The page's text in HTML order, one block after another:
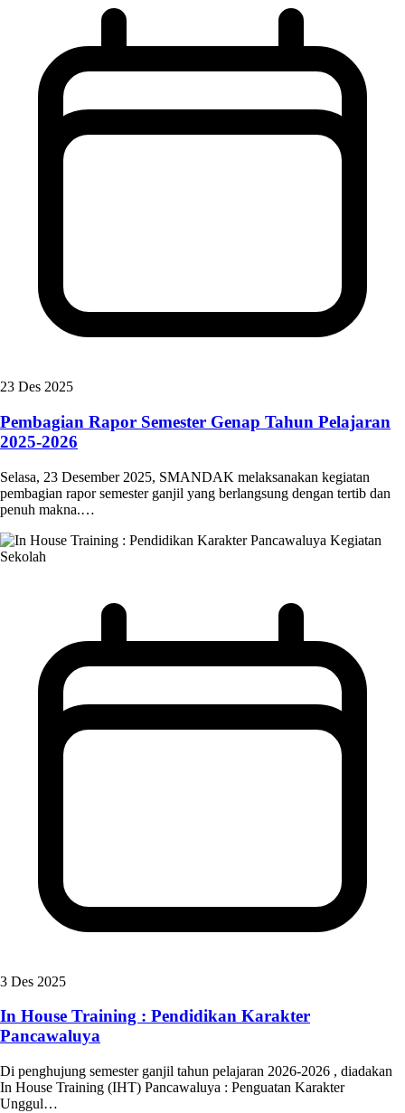
23 Des 2025
Pembagian Rapor Semester Genap Tahun Pelajaran
2025-2026
Selasa, 23 Desember 2025, SMANDAK melaksanakan kegiatan
pembagian rapor semester ganjil yang berlangsung dengan tertib dan
penuh makna.…
Kegiatan
Sekolah
3 Des 2025
In House Training : Pendidikan Karakter
Pancawaluya
Di penghujung semester ganjil tahun pelajaran 2026-2026 , diadakan
In House Training (IHT) Pancawaluya : Penguatan Karakter
Unggul…